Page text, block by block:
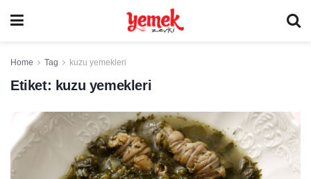
Home Tag kuzu yemekleri
Etiket: kuzu yemekleri